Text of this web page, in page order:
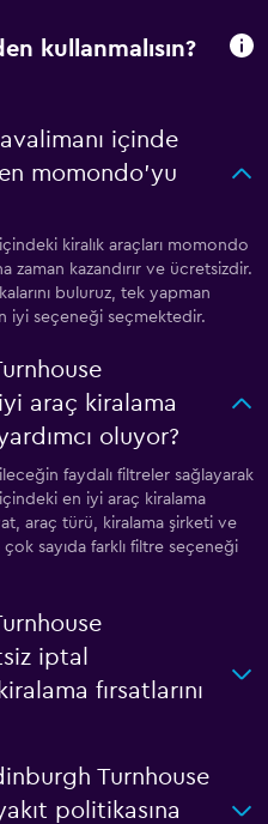
kullanmalısın?
içinde
momondo'yu
kiralık araçları momondo
zaman kazandırır ve ücretsizdir.
buluruz, tek yapman
iyi seçeneği seçmektedir.
araç kiralama
oluyor?
faydalı filtreler sağlayarak
en iyi araç kiralama
araç türü, kiralama şirketi ve
sayıda farklı filtre seçeneği
iptal
fırsatlarını
Turnhouse
politikasına